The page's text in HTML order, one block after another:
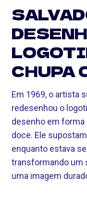
CHUPA
Em 1969, o artista
redesenhou o
desenho em forma
doce. Ele
enquanto estava
transformando um
uma imagem